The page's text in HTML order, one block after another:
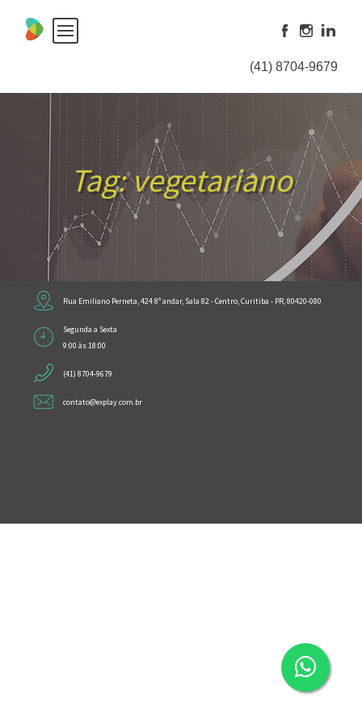
content
(41) 8704-9679
Tag:vegetariano
Rua Emiliano Perneta, 424 8º andar, Sala 82 - Centro, Curitiba - PR, 80420-080
Segunda a Sexta
9:00 às 18:00
(41) 8704-9679
contato@explay.com.br